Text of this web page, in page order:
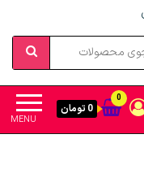
MENU
0
0 تومان